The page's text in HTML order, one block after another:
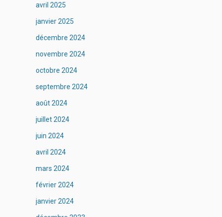
avril 2025
janvier 2025
décembre 2024
novembre 2024
octobre 2024
septembre 2024
août 2024
juillet 2024
juin 2024
avril 2024
mars 2024
février 2024
janvier 2024